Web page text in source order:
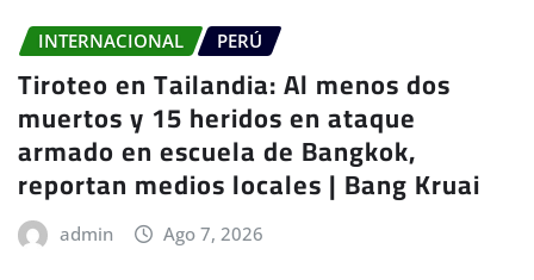
INTERNACIONAL PERÚ
Tiroteo en Tailandia: Al menos dos
muertos y 15 heridos en ataque
armado en escuela de Bangkok,
reportan medios locales | Bang Kruai
admin Ago 7, 2026